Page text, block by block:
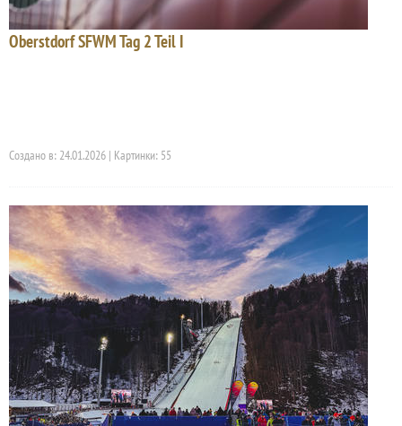
Oberstdorf SFWM Tag 2 Teil I
Создано в: 24.01.2026 | Картинки: 55